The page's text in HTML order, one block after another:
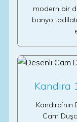
modern bir
banyo
Kandıra
Cam